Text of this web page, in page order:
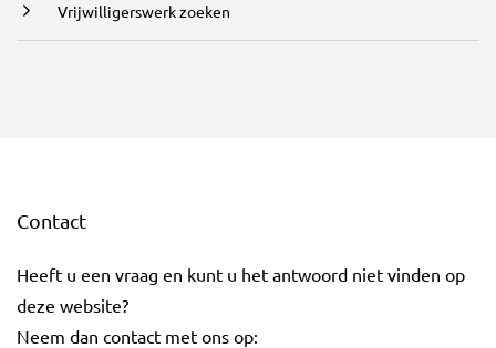
Vrijwilligerswerk zoeken
Contact
Heeft u een vraag en kunt u het antwoord niet vinden op
deze website?
Neem dan contact met ons op: